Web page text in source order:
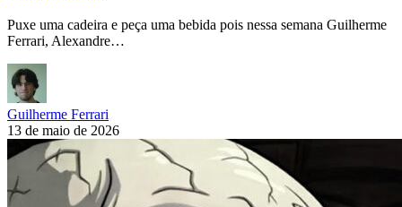
Puxe uma cadeira e peça uma bebida pois nessa semana Guilherme
Ferrari, Alexandre…
Guilherme Ferrari
13 de maio de 2026